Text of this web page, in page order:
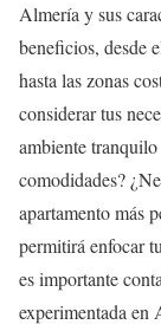
Almería y sus
beneficios, desde
hasta las zonas
considerar tus
ambiente
comodidades?
apartamento más
permitirá enfocar
es importante
experimentada en